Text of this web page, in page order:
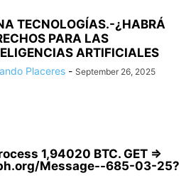
TECNOLOGÍAS.-¿HABRÁ
PARA LAS
ARTIFICIALES
Placeres - September 26, 2025
1,94020 BTC. GET =>
Message--685-03-25?